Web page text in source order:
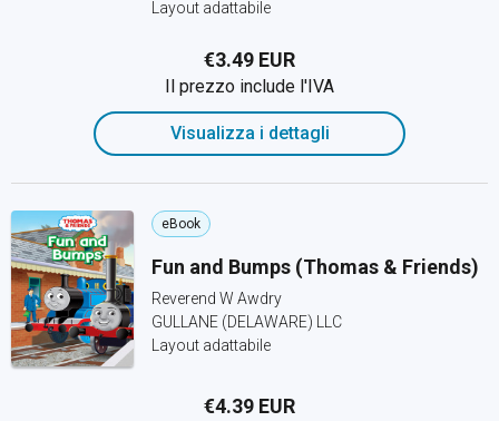
Layout adattabile
€3.49 EUR
Il prezzo include l'IVA
Visualizza i dettagli
eBook
Fun and Bumps (Thomas & Friends)
Reverend W Awdry
GULLANE (DELAWARE) LLC
Layout adattabile
€4.39 EUR